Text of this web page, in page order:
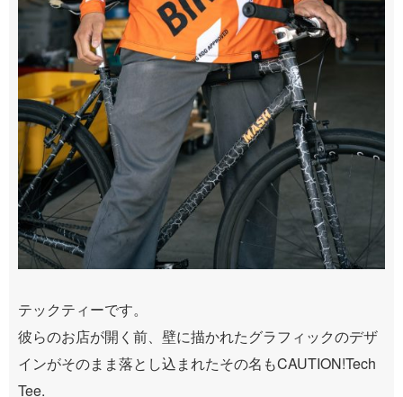
テックティーです。
彼らのお店が開く前、壁に描かれたグラフィックのデザ
インがそのまま落とし込まれたその名もCAUTION!Tech
Tee.